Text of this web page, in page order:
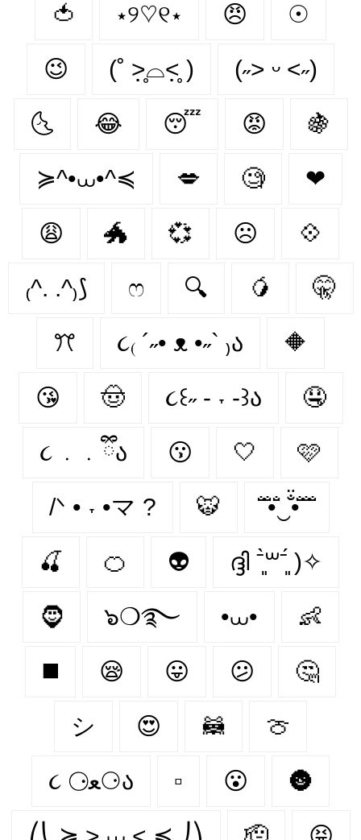
🍅 ⋆୨♡୧⋆ 😠 ☉
😉 (˚ ˃̣̣̥⌓˂̣̣̥ ) (˶˃ ᵕ ˂˶)
🌜 😂 😴 😡 🍇
≽^•⩊•^≼ 💋 🧐 ❤︎
😩 🐲 💞 ☹ 💠
₍^. .^₎⟆ ෆ 🔍 🥭 🤫
ꔫ ૮₍ ´˶• ᴥ •˶` ₎ა 🔶
😘 🤠 ૮꒰˶ - ˕ -꒱ა 🤤
૮ ․ ․ ྀིა 😗 🤍 🩷
/ᐠ • ˕ •マ ? 🐯 ̐̈ ̐̈•̐̈‿̐̈•̐̈ ̐̈ ̐̈
🍒 🍊 👽 ദ്ദി ˉ͈̀꒳ˉ͈́ )✧
🧔 ๖❍࿐ •⩊• 👶
◼️ 😪 😛 😕 🤔
シ 😍 🦝 🍈
૮ ⚆ﻌ⚆ა ▫️ 😮 🌚